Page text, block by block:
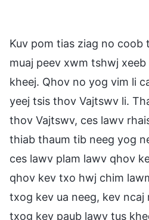
Kuv pom tias ziag no coob
muaj peev xwm tshwj
kheej. Qhov no yog vim li
yeej tsis thov Vajtswv li.
thov Vajtswv, ces lawv
thiab thaum tib neeg yog
ces lawv plam lawv qhov
qhov kev txo hwj chim
txog kev ua neeg, kev ncaj
txog kev paub lawv tus